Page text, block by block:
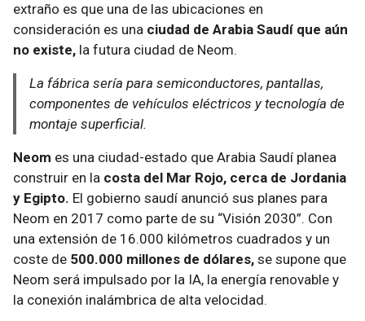
extraño es que una de las ubicaciones en
consideración es una ciudad de Arabia Saudí que aún
no existe, la futura ciudad de Neom.
La fábrica sería para semiconductores, pantallas,
componentes de vehículos eléctricos y tecnología de
montaje superficial.
Neom es una ciudad-estado que Arabia Saudí planea
construir en la costa del Mar Rojo, cerca de Jordania
y Egipto. El gobierno saudí anunció sus planes para
Neom en 2017 como parte de su “Visión 2030”. Con
una extensión de 16.000 kilómetros cuadrados y un
coste de 500.000 millones de dólares, se supone que
Neom será impulsado por la IA, la energía renovable y
la conexión inalámbrica de alta velocidad.